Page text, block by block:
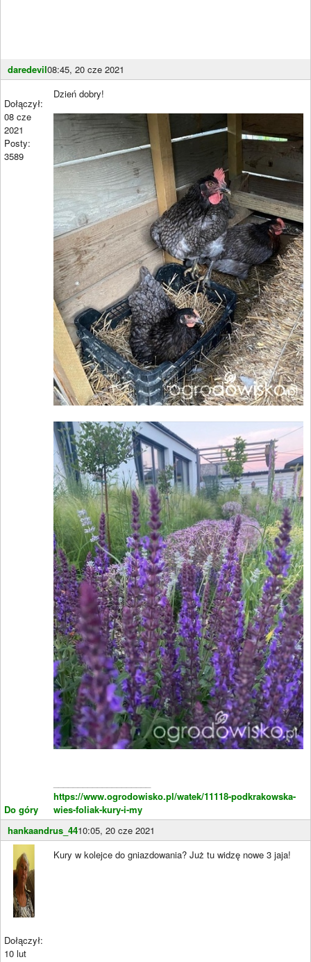
daredevil08:45, 20 cze 2021
Dołączył:
08 cze
2021
Posty:
3589
Do góry
Dzień dobry!
https://www.ogrodowisko.pl/watek/11118-podkrakowska-
wies-foliak-kury-i-my
hankaandrus_4410:05, 20 cze 2021
Dołączył:
10 lut
Kury w kolejce do gniazdowania? Już tu widzę nowe 3 jaja!